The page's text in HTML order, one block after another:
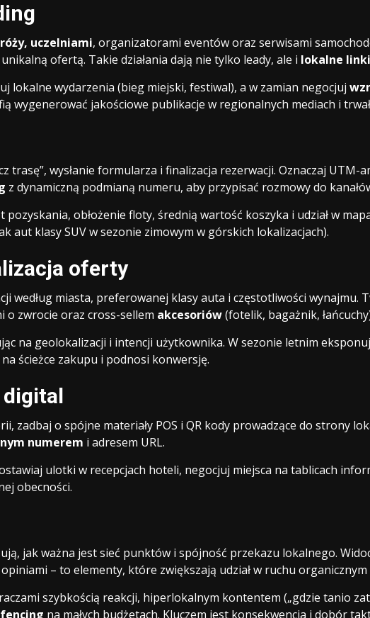
uczelniami, organizatorami eventów oraz serwisami
ofertą. Takie działania dają nie tylko leady, ale i lokalne linki
lokalne wydarzenia (bieg miejski, festiwal), a w zamian negocjuj
wygenerować jakościowe publikacje w regionalnych mediach i
trasę”, wysłanie formularza i finalizacja rezerwacji. Oznaczaj UTM-
z dynamiczną podmianą numeru, aby przypisać rozmowy do
obłożenie floty, średnią wartość koszyka i udział w
aut klasy SUV w sezonie zimowym w górskich lokalizacjach).
oferty
według miasta, preferowanej klasy auta i częstotliwości wynajmu.
o zwrocie oraz cross-sellem akcesoriów(fotelik, bagażnik,
na geolokalizacji i intencji użytkownika. W sezonie letnim
ścieżce zakupu i podnosi konwersję.
zadbaj o spójne materiały POS i QR kody prowadzące do strony
numerem i adresem URL.
ulotki w recepcjach hoteli, negocjuj miejsca na tablicach
obecności.
jak ważna jest sieć punktów i spójność przekazu lokalnego.
– to elementy, które zwiększają udział w ruchu organicznym
szybkością reakcji, hiperlokalnym kontentem („gdzie tanio
na małych budżetach. Kluczem jest konsekwencja i dobór